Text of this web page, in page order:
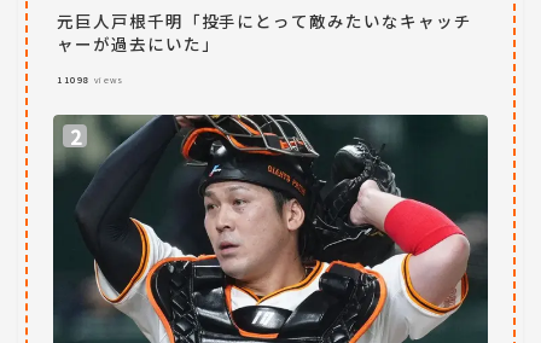
元巨人戸根千明「投手にとって敵みたいなキャッチ
ャーが過去にいた」
11098 views